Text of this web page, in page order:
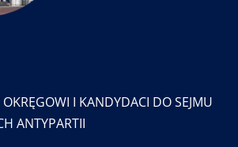
I KANDYDACI DO SEJMU
ANTYPARTII